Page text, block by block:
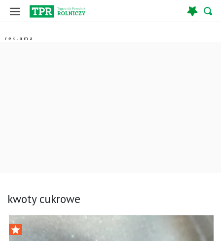
kwoty cukrowe